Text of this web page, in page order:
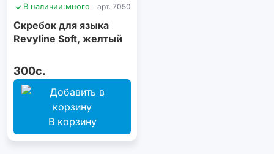
В наличии:много арт. 7050
Скребок для языка
Revyline Soft, желтый
300с.
В корзину